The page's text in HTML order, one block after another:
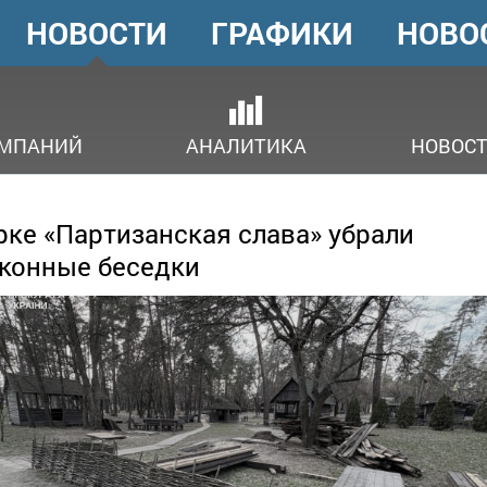
ГОЛОВНЕ
МЕНЮ
НОВОСТИ
АНАЛИТИКА
ГРАФИКИ
«Партизанская слава» убрали
беседки